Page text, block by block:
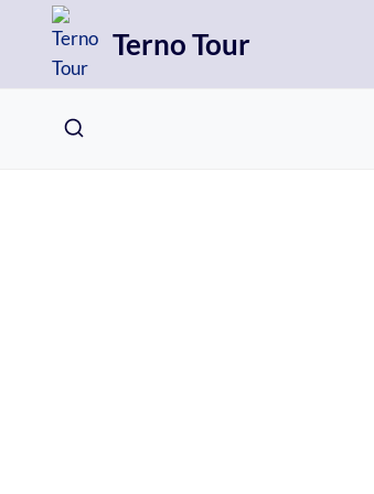
Přeskočit
Terno Tour